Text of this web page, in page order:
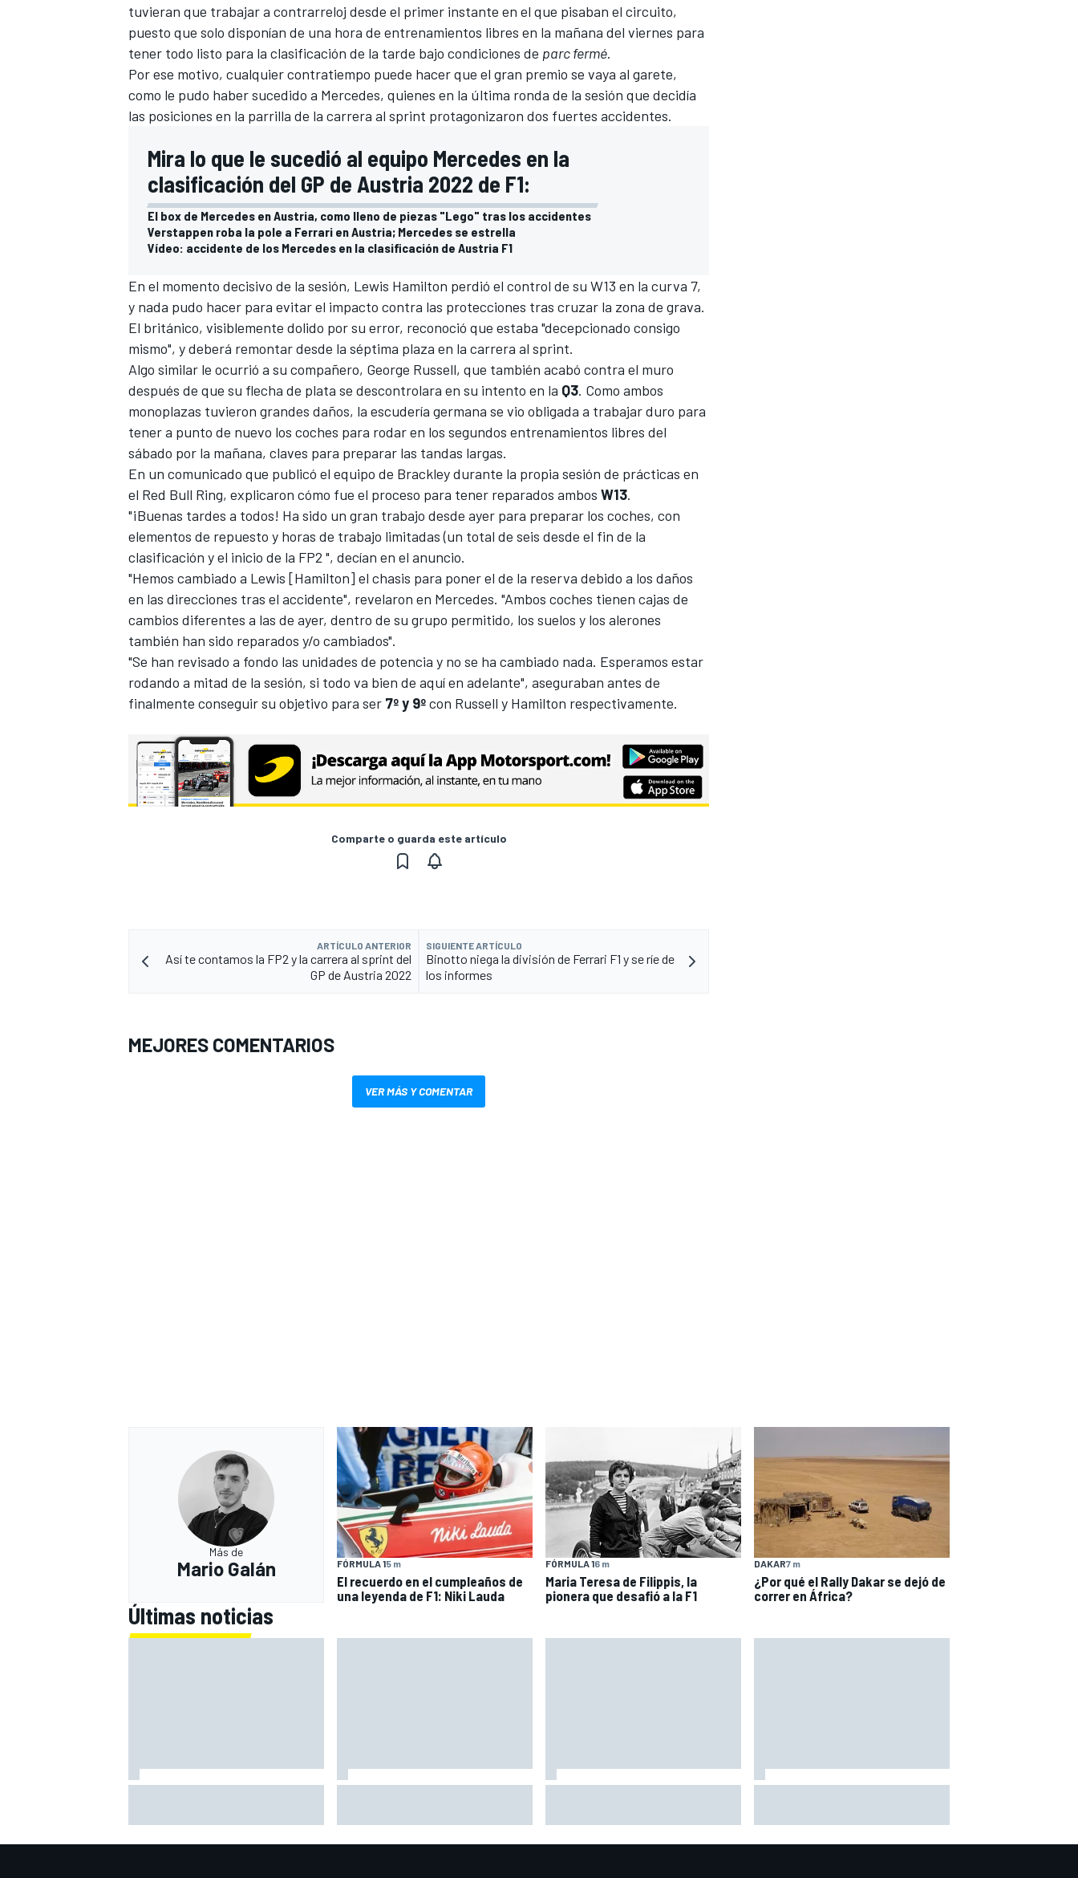
MÁS CATEGORÍAS
tuvieran que trabajar a contrarreloj desde el primer instante en el que pisaban el circuito,
puesto que solo disponían de una hora de entrenamientos libres en la mañana del viernes para
tener todo listo para la clasificación de la tarde bajo condiciones de parc fermé.
Por ese motivo, cualquier contratiempo puede hacer que el gran premio se vaya al garete,
como le pudo haber sucedido a Mercedes, quienes en la última ronda de la sesión que decidía
las posiciones en la parrilla de la carrera al sprint protagonizaron dos fuertes accidentes.
Mira lo que le sucedió al equipo Mercedes en la
clasificación del GP de Austria 2022 de F1:
El box de Mercedes en Austria, como lleno de piezas "Lego" tras los accidentes
Verstappen roba la pole a Ferrari en Austria; Mercedes se estrella
Vídeo: accidente de los Mercedes en la clasificación de Austria F1
En el momento decisivo de la sesión, Lewis Hamilton perdió el control de su W13 en la curva 7,
y nada pudo hacer para evitar el impacto contra las protecciones tras cruzar la zona de grava.
El británico, visiblemente dolido por su error, reconoció que estaba "decepcionado consigo
mismo", y deberá remontar desde la séptima plaza en la carrera al sprint.
Algo similar le ocurrió a su compañero, George Russell, que también acabó contra el muro
después de que su flecha de plata se descontrolara en su intento en la Q3. Como ambos
monoplazas tuvieron grandes daños, la escudería germana se vio obligada a trabajar duro para
tener a punto de nuevo los coches para rodar en los segundos entrenamientos libres del
sábado por la mañana, claves para preparar las tandas largas.
En un comunicado que publicó el equipo de Brackley durante la propia sesión de prácticas en
el Red Bull Ring, explicaron cómo fue el proceso para tener reparados ambos W13.
"¡Buenas tardes a todos! Ha sido un gran trabajo desde ayer para preparar los coches, con
elementos de repuesto y horas de trabajo limitadas (un total de seis desde el fin de la
clasificación y el inicio de la FP2 ", decían en el anuncio.
"Hemos cambiado a Lewis [Hamilton] el chasis para poner el de la reserva debido a los daños
en las direcciones tras el accidente", revelaron en Mercedes. "Ambos coches tienen cajas de
cambios diferentes a las de ayer, dentro de su grupo permitido, los suelos y los alerones
también han sido reparados y/o cambiados".
"Se han revisado a fondo las unidades de potencia y no se ha cambiado nada. Esperamos estar
rodando a mitad de la sesión, si todo va bien de aquí en adelante", aseguraban antes de
finalmente conseguir su objetivo para ser 7º y 9ºcon Russell y Hamilton respectivamente.
Comparte o guarda este artículo
ARTÍCULO ANTERIOR
Así te contamos la FP2 y la carrera al sprint del
GP de Austria 2022
SIGUIENTE ARTÍCULO
Binotto niega la división de Ferrari F1 y se ríe de
los informes
MEJORES COMENTARIOS
VER MÁS Y COMENTAR
Más de
Mario Galán FÓRMULA 15 m
El recuerdo en el cumpleaños de
una leyenda de F1: Niki Lauda
FÓRMULA 16 m
Maria Teresa de Filippis, la
pionera que desafió a la F1
DAKAR7 m
¿Por qué el Rally Dakar se dejó de
correr en África?
Últimas noticias